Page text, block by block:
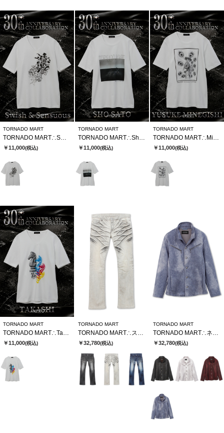
TORNADO MART
￥11,000(税込)
TORNADO MART
￥11,000(税込)
TORNADO MART
￥11,000(税込)
TORNADO MART
TORNADO MART∴TakashixTMコラボTシャツ
￥11,000(税込)
TORNADO MART
TORNADO MART∴ストロングダークダイシューカットデニム
￥32,780(税込)
TORNADO MART
TORNADO MART∴ネオシャツブルゾン
￥32,780(税込)